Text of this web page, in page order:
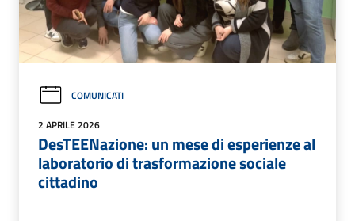
COMUNICATI
2 APRILE 2026
DesTEENazione: un mese di esperienze al
laboratorio di trasformazione sociale
cittadino